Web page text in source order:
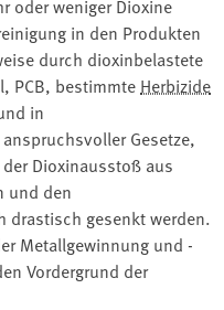
oder weniger Dioxine
in den Produkten
durch dioxinbelastete
PCB, bestimmte Herbizide
in
Gesetze,
Dioxinausstoß aus
und den
drastisch gesenkt werden.
Metallgewinnung und -
Vordergrund der